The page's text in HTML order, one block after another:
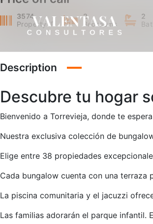
3574
Property ID
2
Bedrooms
2
Description
Descubre tu hogar
Bienvenido a Torrevieja, donde te
Nuestra exclusiva colección de
Elige entre 38 propiedades
Cada bungalow cuenta con una terraza
La piscina comunitaria y el jacuzzi
Las familias adorarán el parque infantil.